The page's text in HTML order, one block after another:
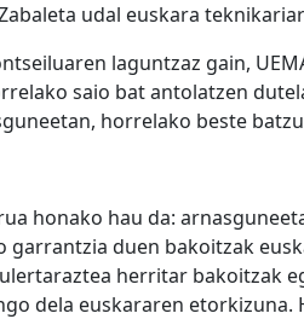
udal euskara
laguntzaz gain,
saio bat antolatzen
horrelako beste
honako hau da:
duen bakoitzak
herritar bakoitzak
dela euskararen